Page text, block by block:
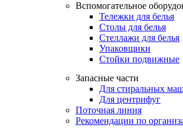
Вспомогательное
Тележки для белья
Столы для белья
Стеллажи для белья
Упаковщики
Стойки подвижные
Запасные части
Для стиральных
Для центрифуг
Поточная линия
Рекомендации по